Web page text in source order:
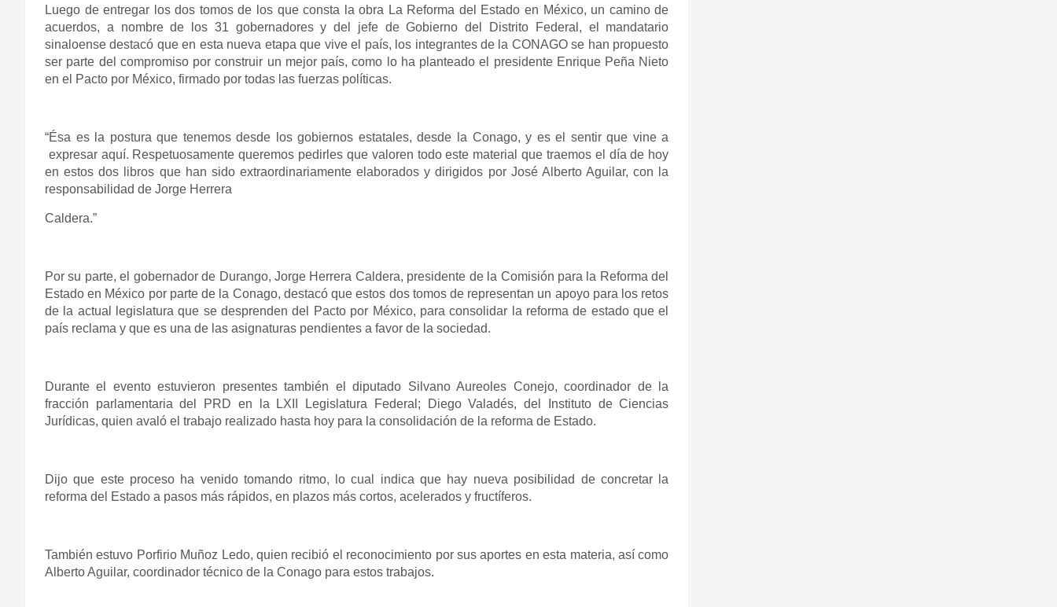
Luego de entregar los dos tomos de los que consta la obra La Reforma del Estado en México, un camino de
acuerdos, a nombre de los 31 gobernadores y del jefe de Gobierno del Distrito Federal, el mandatario
sinaloense destacó que en esta nueva etapa que vive el país, los integrantes de la CONAGO se han propuesto
ser parte del compromiso por construir un mejor país, como lo ha planteado el presidente Enrique Peña Nieto
en el Pacto por México, firmado por todas las fuerzas políticas.
“Ésa es la postura que tenemos desde los gobiernos estatales, desde la Conago, y es el sentir que vine a
expresar aquí. Respetuosamente queremos pedirles que valoren todo este material que traemos el día de hoy
en estos dos libros que han sido extraordinariamente elaborados y dirigidos por José Alberto Aguilar, con la
responsabilidad de Jorge Herrera
Caldera.”
Por su parte, el gobernador de Durango, Jorge Herrera Caldera, presidente de la Comisión para la Reforma del
Estado en México por parte de la Conago, destacó que estos dos tomos de representan un apoyo para los retos
de la actual legislatura que se desprenden del Pacto por México, para consolidar la reforma de estado que el
país reclama y que es una de las asignaturas pendientes a favor de la sociedad.
Durante el evento estuvieron presentes también el diputado Silvano Aureoles Conejo, coordinador de la
fracción parlamentaria del PRD en la LXII Legislatura Federal; Diego Valadés, del Instituto de Ciencias
Jurídicas, quien avaló el trabajo realizado hasta hoy para la consolidación de la reforma de Estado.
Dijo que este proceso ha venido tomando ritmo, lo cual indica que hay nueva posibilidad de concretar la
reforma del Estado a pasos más rápidos, en plazos más cortos, acelerados y fructíferos.
También estuvo Porfirio Muñoz Ledo, quien recibió el reconocimiento por sus aportes en esta materia, así como
Alberto Aguilar, coordinador técnico de la Conago para estos trabajos.